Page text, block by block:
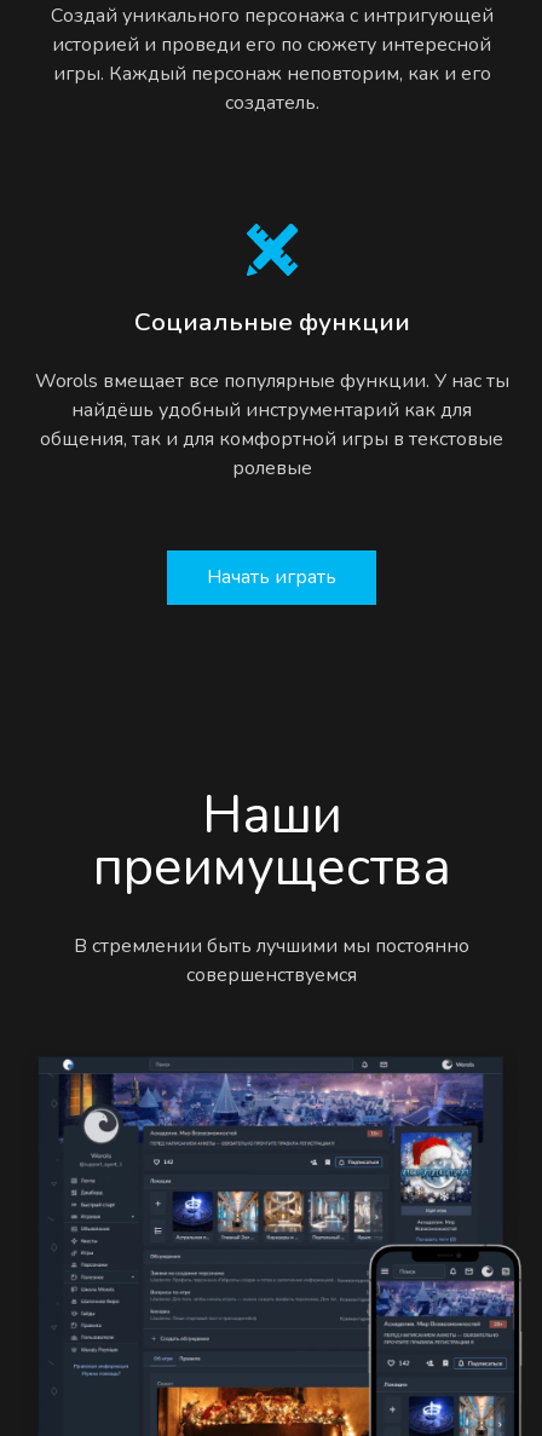
Создай уникального персонажа с интригующей
историей и проведи его по сюжету интересной
игры. Каждый персонаж неповторим, как и его
создатель.
Социальные функции
Worols вмещает все популярные функции. У нас ты
найдёшь удобный инструментарий как для
общения, так и для комфортной игры в текстовые
ролевые
Начать играть
Наши
преимущества
В стремлении быть лучшими мы постоянно
совершенствуемся